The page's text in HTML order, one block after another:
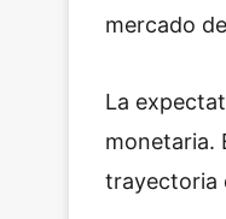
mercado
La
monetaria.
trayectoria